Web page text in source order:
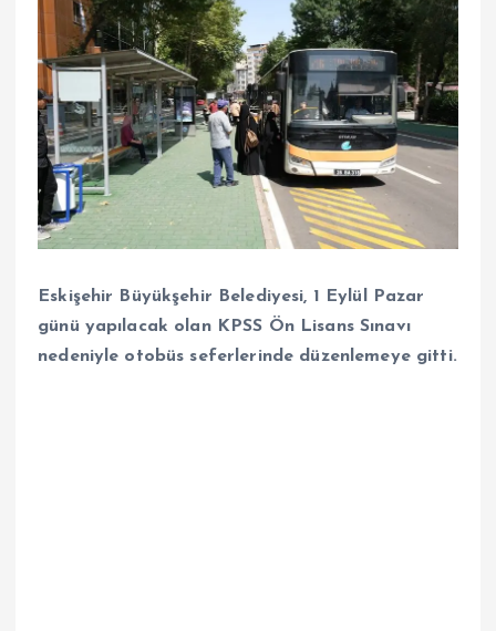
Eskişehir Büyükşehir Belediyesi, 1 Eylül Pazar
günü yapılacak olan KPSS Ön Lisans Sınavı
nedeniyle otobüs seferlerinde düzenlemeye gitti.